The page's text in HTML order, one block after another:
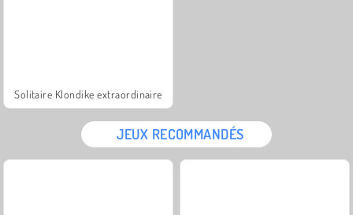
Solitaire Klondike extraordinaire
JEUX RECOMMANDÉS